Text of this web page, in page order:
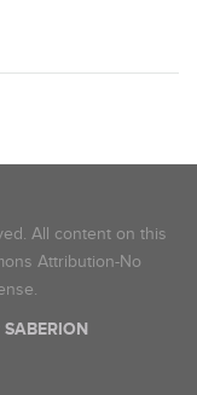
All content on this
Attribution-No
SABERION